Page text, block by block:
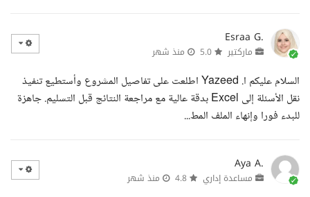
Esraa G.
ماركتير منذ شهر
السلام عليكم ا. Yazeed اطلعت على تفاصيل المشروع وأستطيع تنفيذ
نقل الأسئلة إلى Excel بدقة عالية مع مراجعة النتائج قبل التسليم. جاهزة
للبدء فورا وإنهاء الملف المط...
Aya A.
مساعدة إداري منذ شهر